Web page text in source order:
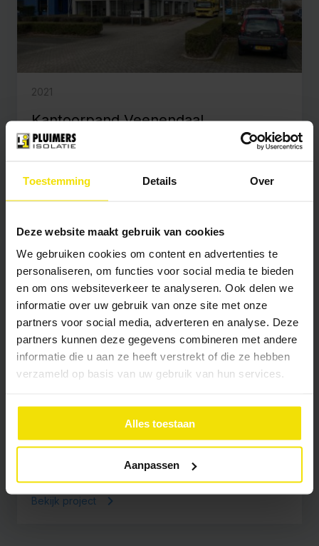
Toestemming Details Over
Deze website maakt gebruik van cookies
We gebruiken cookies om content en advertenties te
personaliseren, om functies voor social media te bieden
en om ons websiteverkeer te analyseren. Ook delen we
informatie over uw gebruik van onze site met onze
partners voor social media, adverteren en analyse. Deze
partners kunnen deze gegevens combineren met andere
informatie die u aan ze heeft verstrekt of die ze hebben
verzameld op basis van uw gebruik van hun services.
Alles toestaan
Aanpassen
2021
Kantoorpand Veenendaal
Kudo Bouw
Bekijk project
Brandwerende coating Vloerisolatie
Appartementencomplex Den Helder
Pluimers
Bekijk project